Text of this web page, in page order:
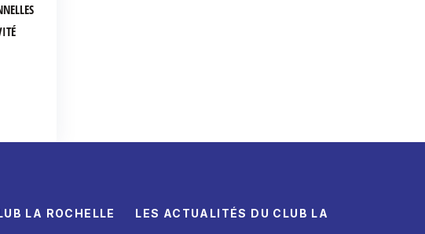
LA ROCHELLE
LES ACTUALITÉS DU CLUB LA